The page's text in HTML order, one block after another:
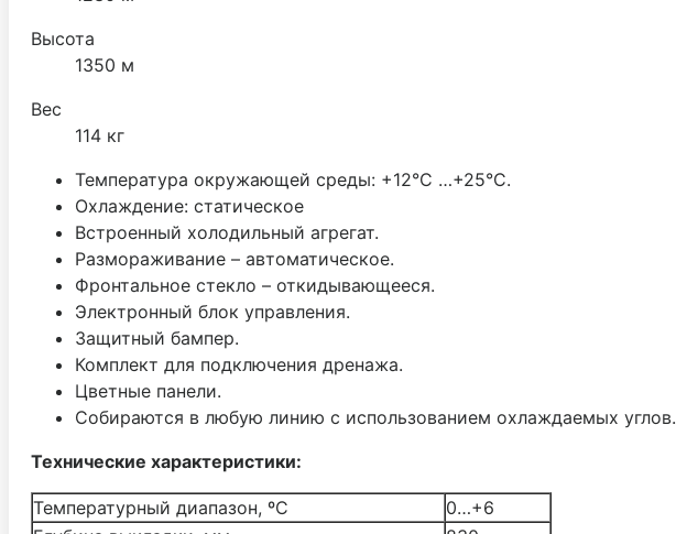
Высота
1350 м
Вес
114 кг
Температура окружающей среды: +12°С …+25°С.
Охлаждение: статическое
Встроенный холодильный агрегат.
Размораживание – автоматическое.
Фронтальное стекло – откидывающееся.
Электронный блок управления.
Защитный бампер.
Комплект для подключения дренажа.
Цветные панели.
Собираются в любую линию с использованием охлаждаемых углов.
Технические характеристики:
Температурный диапазон, ºС
0…+6